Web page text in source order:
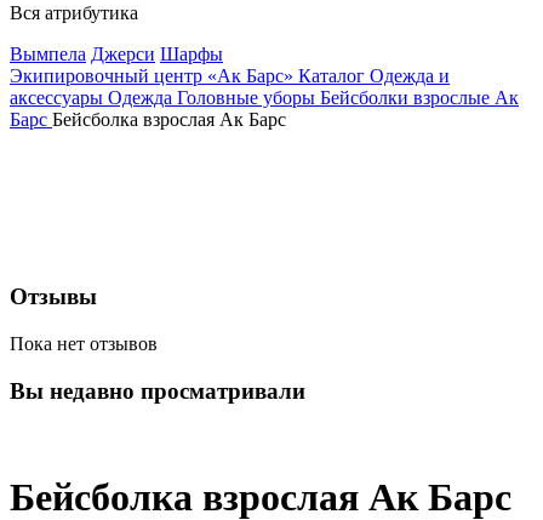
Вся атрибутика
Вымпела Джерси Шарфы
Экипировочный центр «Ак Барс» Каталог Одежда и
аксессуары Одежда Головные уборы Бейсболки взрослые Ак
Барс Бейсболка взрослая Ак Барс
Отзывы
Пока нет отзывов
Вы недавно просматривали
Бейсболка взрослая Ак Барс